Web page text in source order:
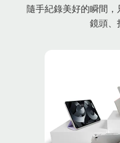
隨手紀錄美好的瞬間
鏡頭、